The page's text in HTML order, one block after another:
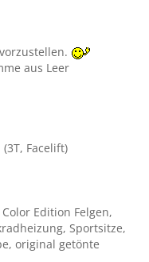
aus Leer
Facelift)
Edition Felgen,
Sportsitze,
original getönte